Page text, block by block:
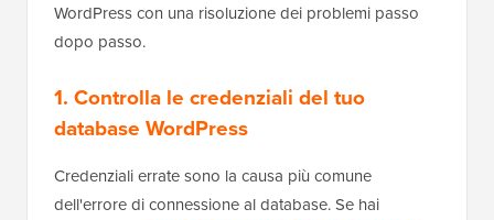
WordPress con una risoluzione dei problemi passo
dopo passo.
1. Controlla le credenziali del tuo
database WordPress
Credenziali erratesono la causa più comune
dell'errore di connessione al database. Se hai